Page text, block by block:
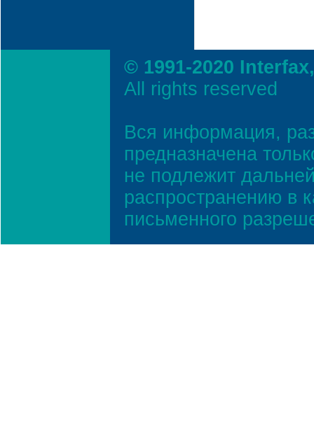
© 1991-2020
All rights reserved
Вся информация,
предназначена
не подлежит
распространению в
письменного